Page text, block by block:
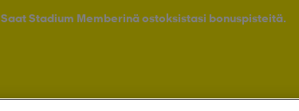
Saat Stadium Memberinä ostoksistasi bonuspisteitä.